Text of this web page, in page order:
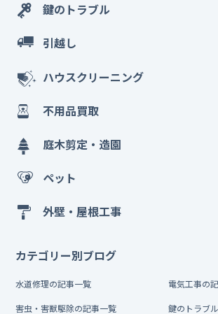
鍵のトラブル
引越し
ハウスクリーニング
不用品買取
庭木剪定・造園
ペット
外壁・屋根工事
カテゴリー別ブログ
水道修理の記事一覧 電気工事の
害虫・害獣駆除の記事一覧 鍵のトラブ